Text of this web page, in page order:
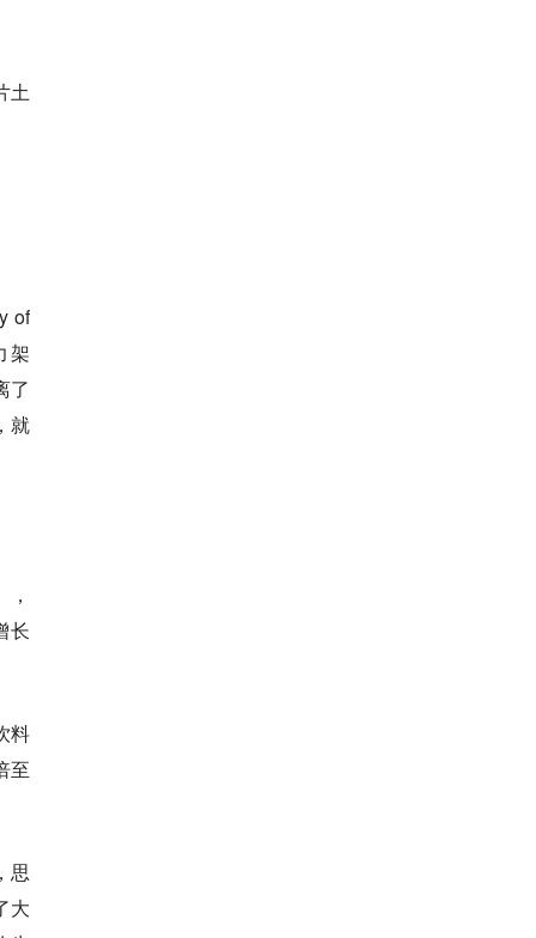
土
of
架
了
就
长
料
至
思
大